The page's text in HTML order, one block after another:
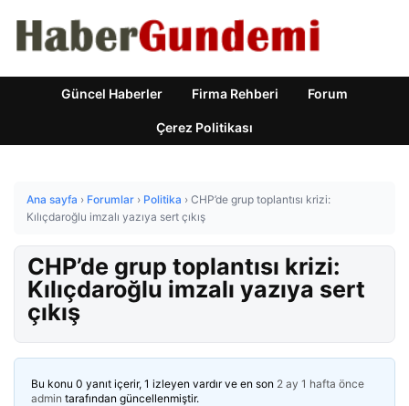
Güncel Haberler Firma Rehberi Forum
Çerez Politikası
Ana sayfa › Forumlar › Politika › CHP’de grup toplantısı krizi:
Kılıçdaroğlu imzalı yazıya sert çıkış
CHP’de grup toplantısı krizi:
Kılıçdaroğlu imzalı yazıya sert
çıkış
Bu konu 0 yanıt içerir, 1 izleyen vardır ve en son 2 ay 1 hafta önce
admin tarafından güncellenmiştir.